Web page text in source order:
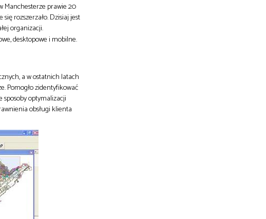
Manchesterze prawie 20
rozszerzało. Dzisiaj jest
organizacji.
desktopowe i mobilne.
a w ostatnich latach
Pomogło zidentyfikować
optymalizacji
obsługi klienta